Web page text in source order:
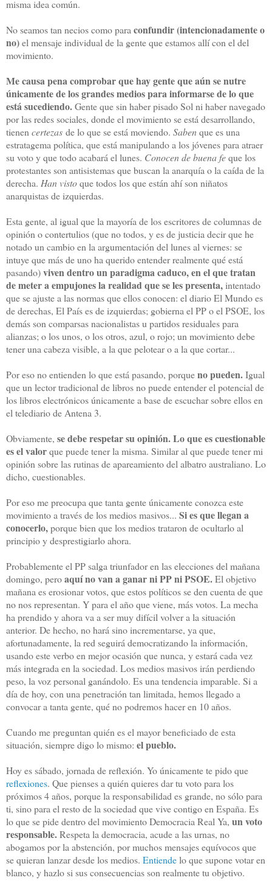
misma idea común.
No seamos tan necios como para confundir (intencionadamente o
no)el mensaje individual de la gente que estamos allí con el del
movimiento.
Me causa pena comprobar que hay gente que aún se nutre
únicamente de los grandes medios para informarse de lo que
está sucediendo.Gente que sin haber pisado Sol ni haber navegado
por las redes sociales, donde el movimiento se está desarrollando,
tienen certezas de lo que se está moviendo. Sabenque es una
estratagema política, que está manipulando a los jóvenes para atraer
su voto y que todo acabará el lunes. Conocen de buena feque los
protestantes son antisistemas que buscan la anarquía o la caída de la
derecha. Han vistoque todos los que están ahí son niñatos
anarquistas de izquierdas.
Esta gente, al igual que la mayoría de los escritores de columnas de
opinión o contertulios (que no todos, y es de justicia decir que he
notado un cambio en la argumentación del lunes al viernes: se
intuye que más de uno ha querido entender realmente qué está
pasando)viven dentro un paradigma caduco, en el que tratan
de meter a empujones la realidad que se les presenta,intentado
que se ajuste a las normas que ellos conocen: el diario El Mundo es
de derechas, El País es de izquierdas; gobierna el PP o el PSOE, los
demás son comparsas nacionalistas u partidos residuales para
alianzas; o los unos, o los otros, azul, o rojo; un movimiento debe
tener una cabeza visible, a la que pelotear o a la que cortar...
Por eso no entienden lo que está pasando, porqueno pueden.Igual
que un lector tradicional de libros no puede entender el potencial de
los libros electrónicos únicamente a base de escuchar sobre ellos en
el telediario de Antena 3.
Obviamente, se debe respetar su opinión.Lo que es cuestionable
es el valorque puede tener la misma. Similar al que puede tener mi
opinión sobre las rutinas de apareamiento del albatro australiano. Lo
dicho, cuestionables.
Por eso me preocupa que tanta gente únicamente conozca este
movimiento a través de los medios masivos... Si es que llegan a
conocerlo,porque bien que los medios trataron de ocultarlo al
principio y desprestigiarlo ahora.
Probablemente el PP salga triunfador en las elecciones del mañana
domingo, peroaquí no van a ganar ni PP ni PSOE.El objetivo
mañana es erosionar votos, que estos políticos se den cuenta de que
no nos representan. Y para el año que viene, más votos. La mecha
ha prendido y ahora va a ser muy difícil volver a la situación
anterior. De hecho, no hará sino incrementarse, ya que,
afortunadamente, la red seguirá democratizando la información,
usando este verbo en mejor ocasión que nunca, y estará cada vez
más integrada en la sociedad. Los medios masivos irán perdiendo
peso, la voz personal ganándolo. Es una tendencia imparable. Si a
día de hoy, con una penetración tan limitada, hemos llegado a
convocar a tanta gente, qué no podremos hacer en 10 años.
Cuando me preguntan quién es el mayor beneficiado de esta
situación, siempre digo lo mismo: el pueblo.
Hoy es sábado, jornada de reflexión. Yo únicamente te pido que
reflexiones. Que pienses a quién quieres dar tu voto para los
próximos 4 años, porque la responsabilidad es grande, no sólo para
ti, sino para el resto de la sociedad que vive contigo en España. Es
lo que se pide dentro del movimiento Democracia Real Ya, un voto
responsable.Respeta la democracia, acude a las urnas, no
abogamos por la abstención, por muchos mensajes equívocos que
se quieran lanzar desde los medios. Entiendelo que supone votar en
blanco, y hazlo si sus consecuencias son realmente tu objetivo.